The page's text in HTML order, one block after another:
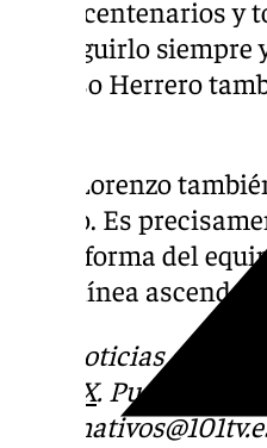
serán centenarios y
conseguirlo
Alfonso Herrero
Dani Lorenzo
equipo. Es
mejor forma del
va en línea
Más noticias de
X. Puedes